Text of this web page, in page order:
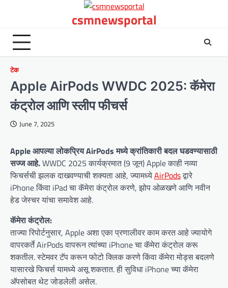
csmnewsportal
टेक
Apple AirPods WWDC 2025: कॅमेरा
कंट्रोल आणि स्लीप फीचर्स
June 7, 2025
Apple आपल्या लोकप्रिय AirPods मध्ये क्रांतिकारी बदल घडवण्यासाठी
सज्ज आहे.WWDC 2025 कार्यक्रमात (9 जून) Apple काही नव्या
फिचर्सची झलक दाखवण्याची शक्यता आहे, ज्यामध्येAirPodsद्वारे
iPhone किंवा iPad चा कॅमेरा कंट्रोल करणे, झोप ओळखणे आणि नवीन
हेड जेस्चर यांचा समावेश आहे.
कॅमेरा कंट्रोल:
ताज्या रिपोर्टनुसार, Apple अशा एका प्रणालीवर काम करत आहे ज्यायोगे
वापरकर्ते AirPods वापरून त्यांच्या iPhone चा कॅमेरा कंट्रोल करू
शकतील. स्टेमवर टॅप करून फोटो क्लिक करणे किंवा कॅमेरा मोड्स बदलणे
यासारखे फिचर्स यामध्ये असू शकतात. ही सुविधा iPhone च्या कॅमेरा
अ‍ॅपसोबत थेट जोडलेली असेल.